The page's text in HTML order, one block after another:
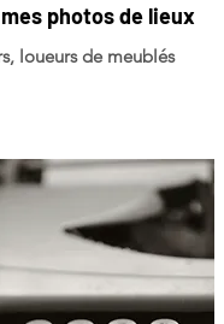
photos de lieux
loueurs de meublés